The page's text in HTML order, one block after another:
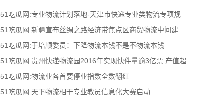
51吃瓜网:专业物流计划落地-天津市快递专业类物流专项规
51吃瓜网:新疆宣布丝绸之路经济带焦点区商贸物流中间建
51吃瓜网:于培顺委员：下降物流本钱不是不物流本钱
51吃瓜网:贵州快递物流园2016年实现快件量逾3亿票 产值超
51吃瓜网:物流业各首要停业指数全数翻红
51吃瓜网:天下物流相干专业教员信息化大赛启动